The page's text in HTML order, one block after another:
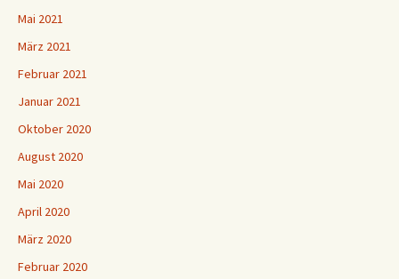
Mai 2021
März 2021
Februar 2021
Januar 2021
Oktober 2020
August 2020
Mai 2020
April 2020
März 2020
Februar 2020